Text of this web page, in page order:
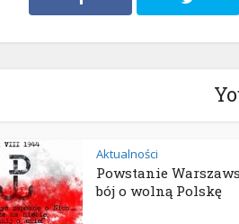
Aktualności
Powstanie
bój o wolną Polskę